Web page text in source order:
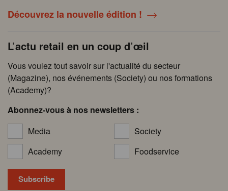
Découvrez la nouvelle édition !
L’actu retail en un coup d’œil
Vous voulez tout savoir sur l'actualité du secteur
(Magazine), nos événements (Society) ou nos formations
(Academy)?
Abonnez-vous à nos newsletters :
Media
Society
Academy
Foodservice